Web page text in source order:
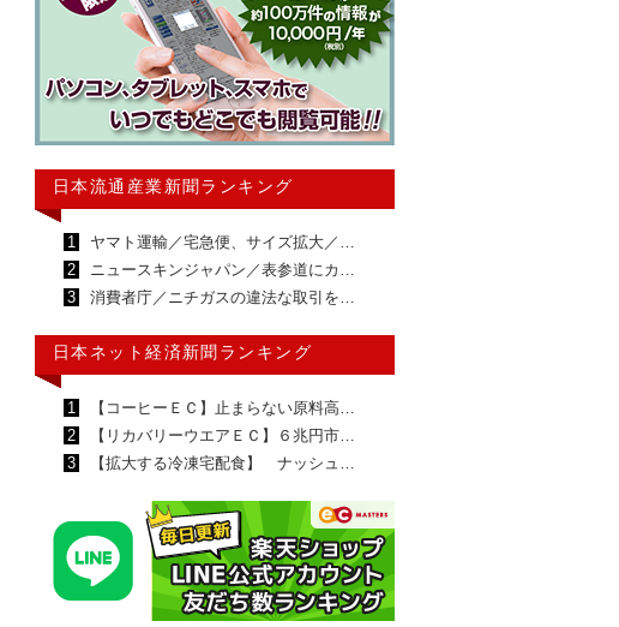
日本流通産業新聞ランキング
1
ヤマト運輸／宅急便、サイズ拡大／…
2
ニュースキンジャパン／表参道にカ…
3
消費者庁／ニチガスの違法な取引を…
日本ネット経済新聞ランキング
1
【コーヒーＥＣ】止まらない原料高…
2
【リカバリーウエアＥＣ】６兆円市…
3
【拡大する冷凍宅配食】 ナッシュ…